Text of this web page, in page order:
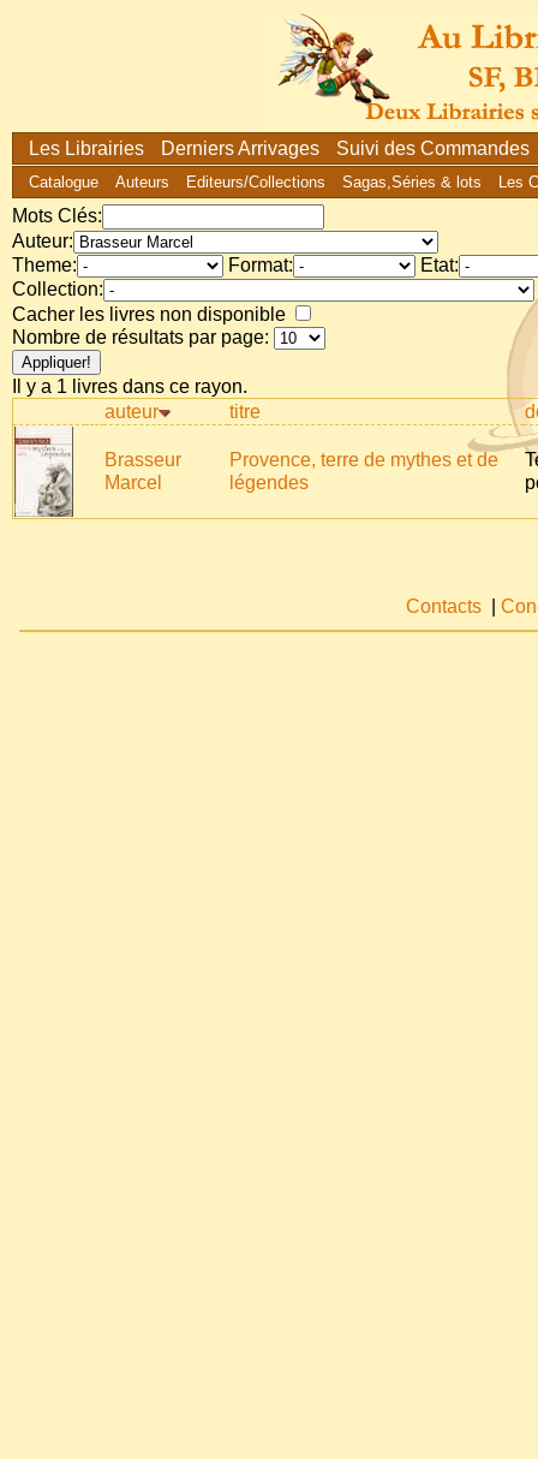
Les Librairies Derniers Arrivages Suivi des Commandes
Catalogue Auteurs Editeurs/Collections Sagas,Séries & lots Les
Mots Clés:
Auteur:
Theme:
Format:
Etat:
Collection:
Cacher les livres non disponible
Nombre de résultats par page:
Il y a 1 livres dans ce rayon.
auteur
titre
Brasseur
Marcel
Provence, terre de mythes et de
légendes
Contacts |